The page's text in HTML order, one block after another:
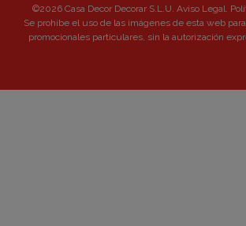
©2026 Casa Decor Decorar S.L.U. Aviso Legal.
Se prohibe el uso de las imágenes de esta web
promocionales particulares, sin la autorización